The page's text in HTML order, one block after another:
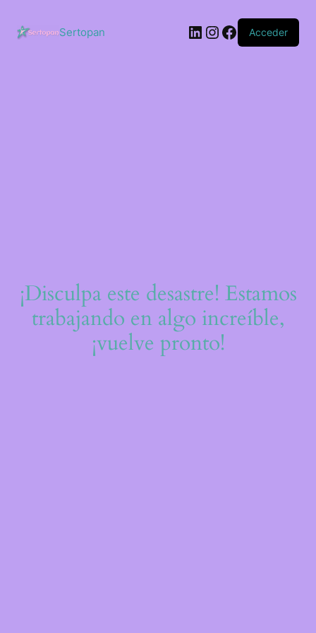
contenido
Sertopan LinkedIn
Instagram
Facebook
Acceder
¡Disculpa este desastre! Estamos
trabajando en algo increíble,
¡vuelve pronto!